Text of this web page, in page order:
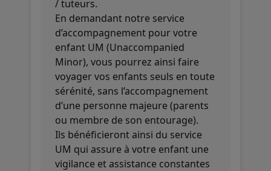
/ tuteurs.
En demandant notre service
d’accompagnement pour votre
enfant UM (Unaccompanied
Minor), vous pourrez ainsi faire
voyager vos enfants seuls en toute
sérénité, sans l’accompagnement
d’une personne majeure (parents
ou membre de son entourage).
Ils bénéficieront ainsi du service
UM qui assure à votre enfant une
vigilance et assistance constantes